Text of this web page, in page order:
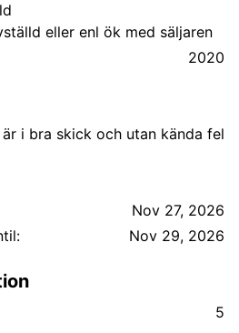
eller enl ök med säljaren
2020
är i bra skick och utan kända fel
Nov 27, 2026
Nov 29, 2026
5